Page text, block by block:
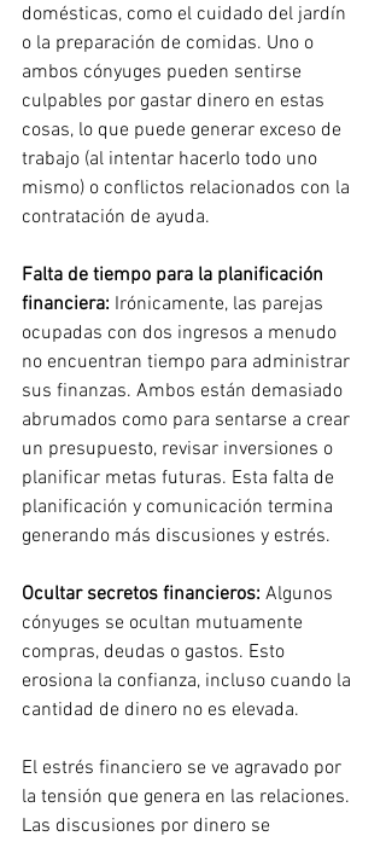
domésticas, como el cuidado del jardín
o la preparación de comidas. Uno o
ambos cónyuges pueden sentirse
culpables por gastar dinero en estas
cosas, lo que puede generar exceso de
trabajo (al intentar hacerlo todo uno
mismo) o conflictos relacionados con la
contratación de ayuda.
Falta de tiempo para la planificación
financiera: Irónicamente, las parejas
ocupadas con dos ingresos a menudo
no encuentran tiempo para administrar
sus finanzas. Ambos están demasiado
abrumados como para sentarse a crear
un presupuesto, revisar inversiones o
planificar metas futuras. Esta falta de
planificación y comunicación termina
generando más discusiones y estrés.
Ocultar secretos financieros: Algunos
cónyuges se ocultan mutuamente
compras, deudas o gastos. Esto
erosiona la confianza, incluso cuando la
cantidad de dinero no es elevada.
El estrés financiero se ve agravado por
la tensión que genera en las relaciones.
Las discusiones por dinero se